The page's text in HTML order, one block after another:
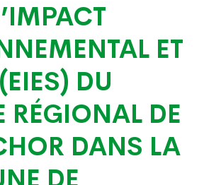
ET
DU
RÉGIONAL DE
DANS LA